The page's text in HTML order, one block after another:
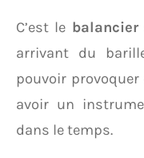
C’est le balancier
arrivant du
pouvoir
avoir un
dans le temps.